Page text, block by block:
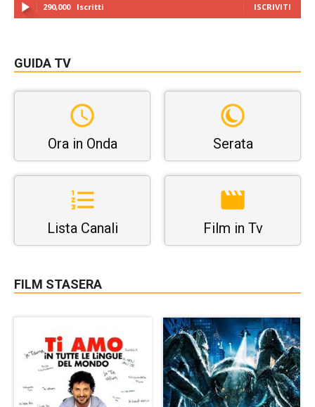
290,000 Iscritti ISCRIVITI
GUIDA TV
Ora in Onda Serata
Lista Canali Film in Tv
FILM STASERA